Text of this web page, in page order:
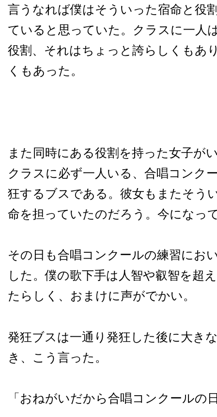
言うなれば僕はそういった宿命と役
ていると思っていた。クラスに一人
役割、それはちょっと誇らしくもあ
くもあった。
また同時にある役割を持った女子が
クラスに必ず一人いる、合唱コンク
狂するブスである。彼女もまたそう
命を担っていたのだろう。今になっ
その日も合唱コンクールの練習にお
した。僕の歌下手は人智や叡智を超
たらしく、おまけに声がでかい。
発狂ブスは一通り発狂した後に大き
き、こう言った。
「おねがいだから合唱コンクールの